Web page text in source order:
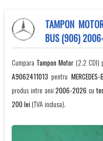
TAMPON
BUS (906)
Cumpara Tampon Motor (2.2 CDI)
A9062411013 pentru MERCEDES-
produs intre anii2006-2026 cu
200 lei(TVA inclusa).